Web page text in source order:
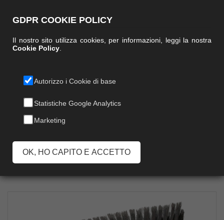
KROMA CON
MANICO CM 120
GDPR COOKIE POLICY
Il nostro sito utilizza cookies, per informazioni, leggi la nostra
Cookie Policy
Autorizzo i Cookie di base
Statistiche Google Analytics
Marketing
OK, HO CAPITO E ACCETTO